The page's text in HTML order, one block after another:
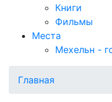
Книги
Фильмы
Места
Мехельн -
Главная